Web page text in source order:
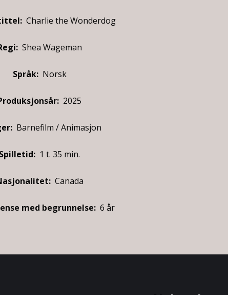
Charlie the Wonderdog
Shea Wageman
Språk: Norsk
2025
Barnefilm / Animasjon
Spilletid: 1 t. 35 min.
Canada
med begrunnelse: 6 år